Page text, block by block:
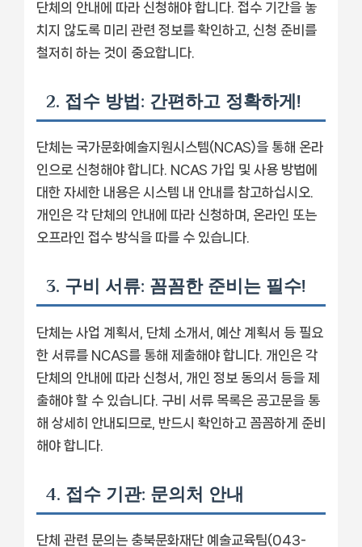
단체의 안내에 따라 신청해야 합니다. 접수 기간을 놓
치지 않도록 미리 관련 정보를 확인하고, 신청 준비를
철저히 하는 것이 중요합니다.
2. 접수 방법: 간편하고 정확하게!
단체는 국가문화예술지원시스템(NCAS)을 통해 온라
인으로 신청해야 합니다. NCAS 가입 및 사용 방법에
대한 자세한 내용은 시스템 내 안내를 참고하십시오.
개인은 각 단체의 안내에 따라 신청하며, 온라인 또는
오프라인 접수 방식을 따를 수 있습니다.
3. 구비 서류: 꼼꼼한 준비는 필수!
단체는 사업 계획서, 단체 소개서, 예산 계획서 등 필요
한 서류를 NCAS를 통해 제출해야 합니다. 개인은 각
단체의 안내에 따라 신청서, 개인 정보 동의서 등을 제
출해야 할 수 있습니다. 구비 서류 목록은 공고문을 통
해 상세히 안내되므로, 반드시 확인하고 꼼꼼하게 준비
해야 합니다.
4. 접수 기관: 문의처 안내
단체 관련 문의는 충북문화재단 예술교육팀(043-